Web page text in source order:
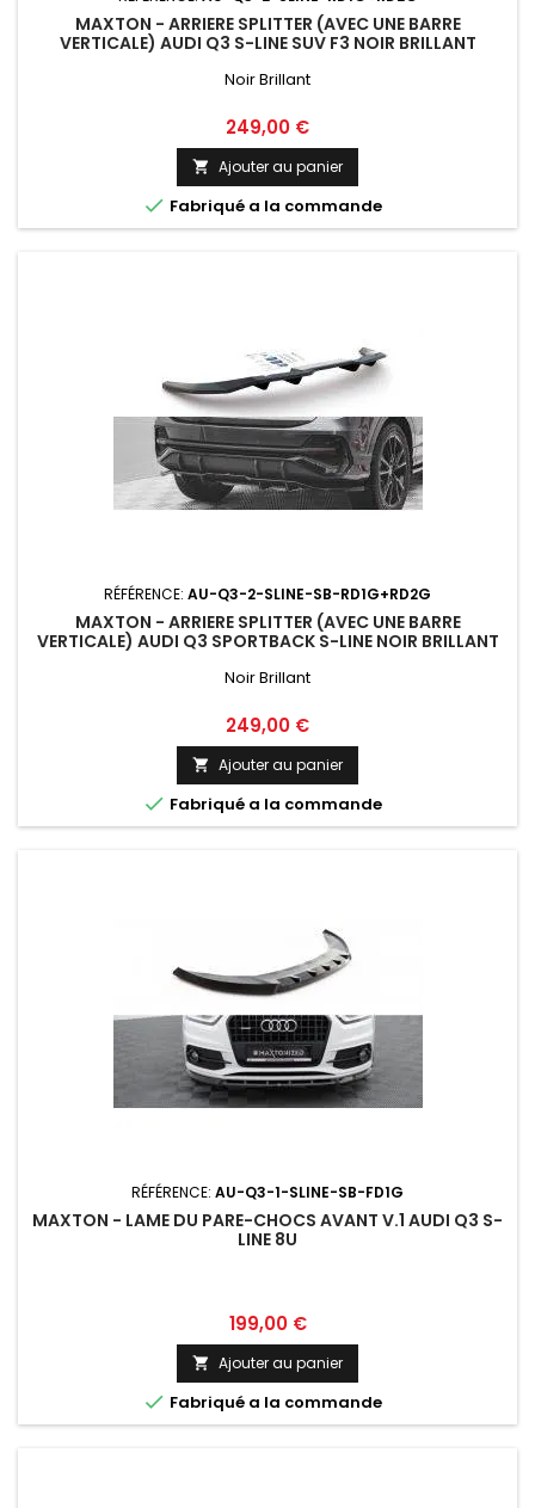
MAXTON - ARRIERE SPLITTER (AVEC UNE BARRE
VERTICALE) AUDI Q3 S-LINE SUV F3 NOIR BRILLANT
Noir Brillant
Prix
249,00 €
 Ajouter au panier
 Fabriqué a la commande
RÉFÉRENCE: AU-Q3-2-SLINE-SB-RD1G+RD2G
MAXTON - ARRIERE SPLITTER (AVEC UNE BARRE
VERTICALE) AUDI Q3 SPORTBACK S-LINE NOIR BRILLANT
Noir Brillant
Prix
249,00 €
 Ajouter au panier
 Fabriqué a la commande
RÉFÉRENCE: AU-Q3-1-SLINE-SB-FD1G
MAXTON - LAME DU PARE-CHOCS AVANT V.1 AUDI Q3 S-
LINE 8U
Prix
199,00 €
 Ajouter au panier
 Fabriqué a la commande